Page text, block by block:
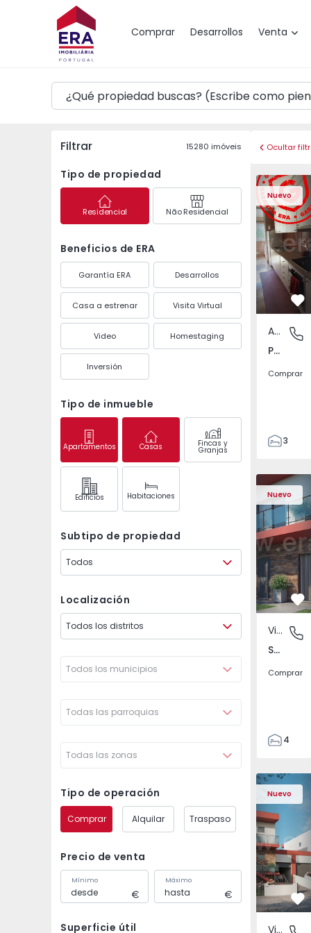
Comprar Desarrollos Venta
Mapa
Filtrar 15280 imóveis
Tipo de propiedad
Residencial Não Residencial
Beneficios de ERA
Garantía ERA Desarrollos
Casa a estrenar Visita Virtual
Video Homestaging
Inversión
Tipo de inmueble
Apartamentos Casas Fincas y
Granjas
Edifícios Habitaciones
Subtipo de propiedad
Todos
Localización
Todos los distritos
Todos los municipios
Todas las parroquias
Todas las zonas
Tipo de operación
Comprar Alquilar Traspaso
Precio de venta
Mínimo Máximo
Superficie útil
Ocultar
Nuevo
Apartamento T3
Apartamento
Pedrouços, Porto
Comprar
3
105
122
1
-1
Nuevo
São
Vivienda Pareada
São João das Lampas e Terrugem, Lisboa
Comprar
4
135
193
240
Nuevo
Vivienda Pareada
Vivienda
Vivienda Pareada